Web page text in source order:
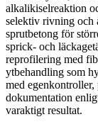
alkalikiselreaktion
selektiv rivning och
sprutbetong för
sprick- och
reprofilering med
ytbehandling som
med
dokumentation
varaktigt resultat.